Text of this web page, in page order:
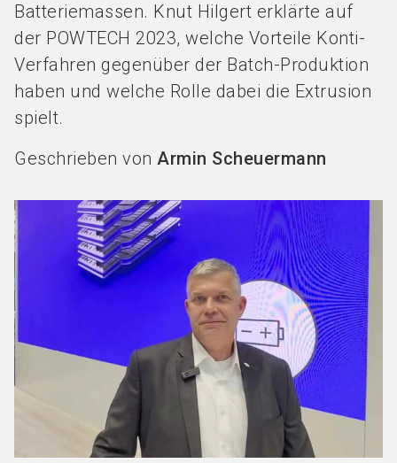
Batteriemassen. Knut Hilgert erklärte auf
der POWTECH 2023, welche Vorteile Konti-
Verfahren gegenüber der Batch-Produktion
haben und welche Rolle dabei die Extrusion
spielt.
Geschrieben von Armin Scheuermann